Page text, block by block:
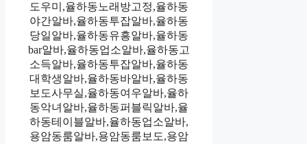
도우미,율하동노래방고정,율하동
야간알바,율하동투잡알바,율하동
당일알바,율하동유흥알바,율하동
bar알바,율하동업소알바,율하동고
소득알바,율하동투잡알바,율하동
대학생알바,율하동바알바,율하동
보도사무실,율하동여우알바,율하
동악녀알바,율하동퍼블릭알바,율
하동테이블알바,율하동업소알바,
용암동룸알바,용암동룸보도,용암